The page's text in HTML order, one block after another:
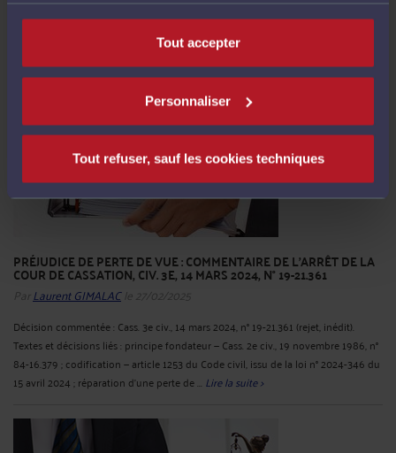
Tout accepter
Personnaliser
Tout refuser, sauf les cookies techniques
de l’environnement sont invoqués par des acteurs économiques pour contester
des projets d’aménagement commercial. En l’espèce, ...
PRÉJUDICE DE PERTE DE VUE : COMMENTAIRE DE L'ARRÊT DE LA
COUR DE CASSATION, CIV. 3E, 14 MARS 2024, N° 19-21.361
Par Laurent GIMALACle 27/02/2025
Décision commentée : Cass. 3e civ., 14 mars 2024, n° 19-21.361 (rejet, inédit).
Textes et décisions liés : principe fondateur — Cass. 2e civ., 19 novembre 1986, n°
84-16.379 ; codification — article 1253 du Code civil, issu de la loi n° 2024-346 du
15 avril 2024 ; réparation d'une perte de ... Lire la suite >